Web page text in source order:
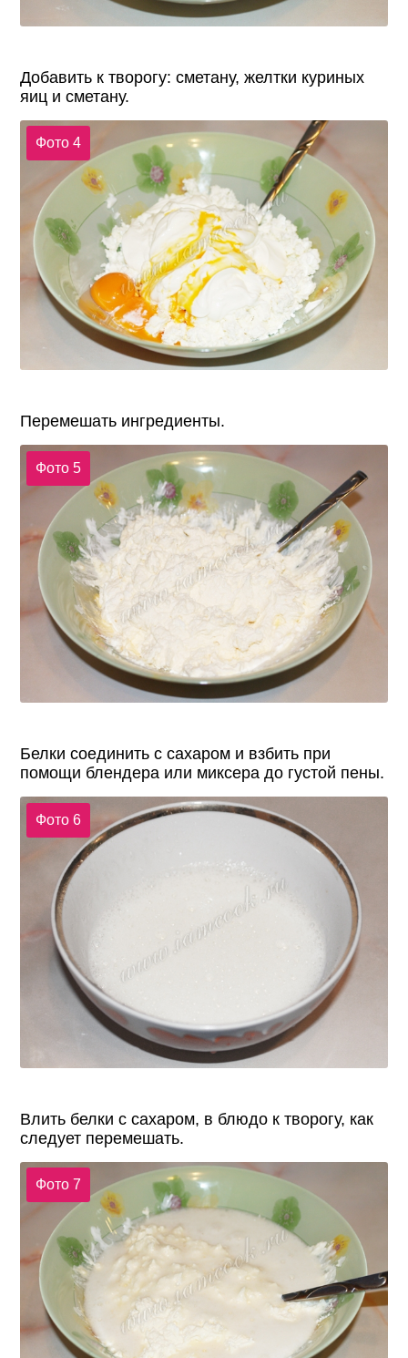
Добавить к творогу: сметану, желтки куриных
яиц и сметану.
Фото 4
Перемешать ингредиенты.
Фото 5
Белки соединить с сахаром и взбить при
помощи блендера или миксера до густой пены.
Фото 6
Влить белки с сахаром, в блюдо к творогу, как
следует перемешать.
Фото 7